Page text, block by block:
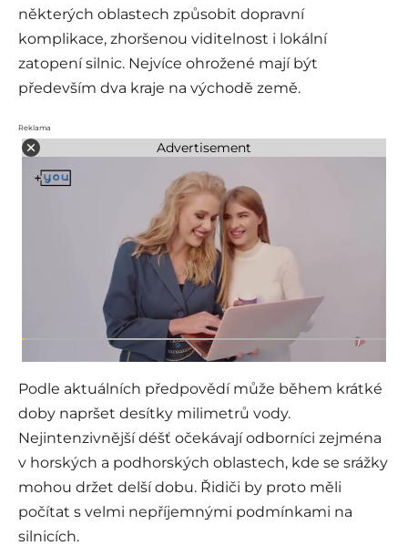
některých oblastech způsobit dopravní
komplikace, zhoršenou viditelnost i lokální
zatopení silnic. Nejvíce ohrožené mají být
především dva kraje na východě země.
Reklama
Advertisement
Podle aktuálních předpovědí může během krátké
doby napršet desítky milimetrů vody.
Nejintenzivnější déšť očekávají odborníci zejména
v horských a podhorských oblastech, kde se srážky
mohou držet delší dobu. Řidiči by proto měli
počítat s velmi nepříjemnými podmínkami na
silnicích.